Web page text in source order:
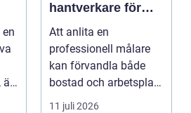
är
hantverkare för
hem och företag
Att anlita en
professionell målare
kan förvandla både
bostad och arbetsplats
på kort tid. Färger, yt...
11 juli 2026